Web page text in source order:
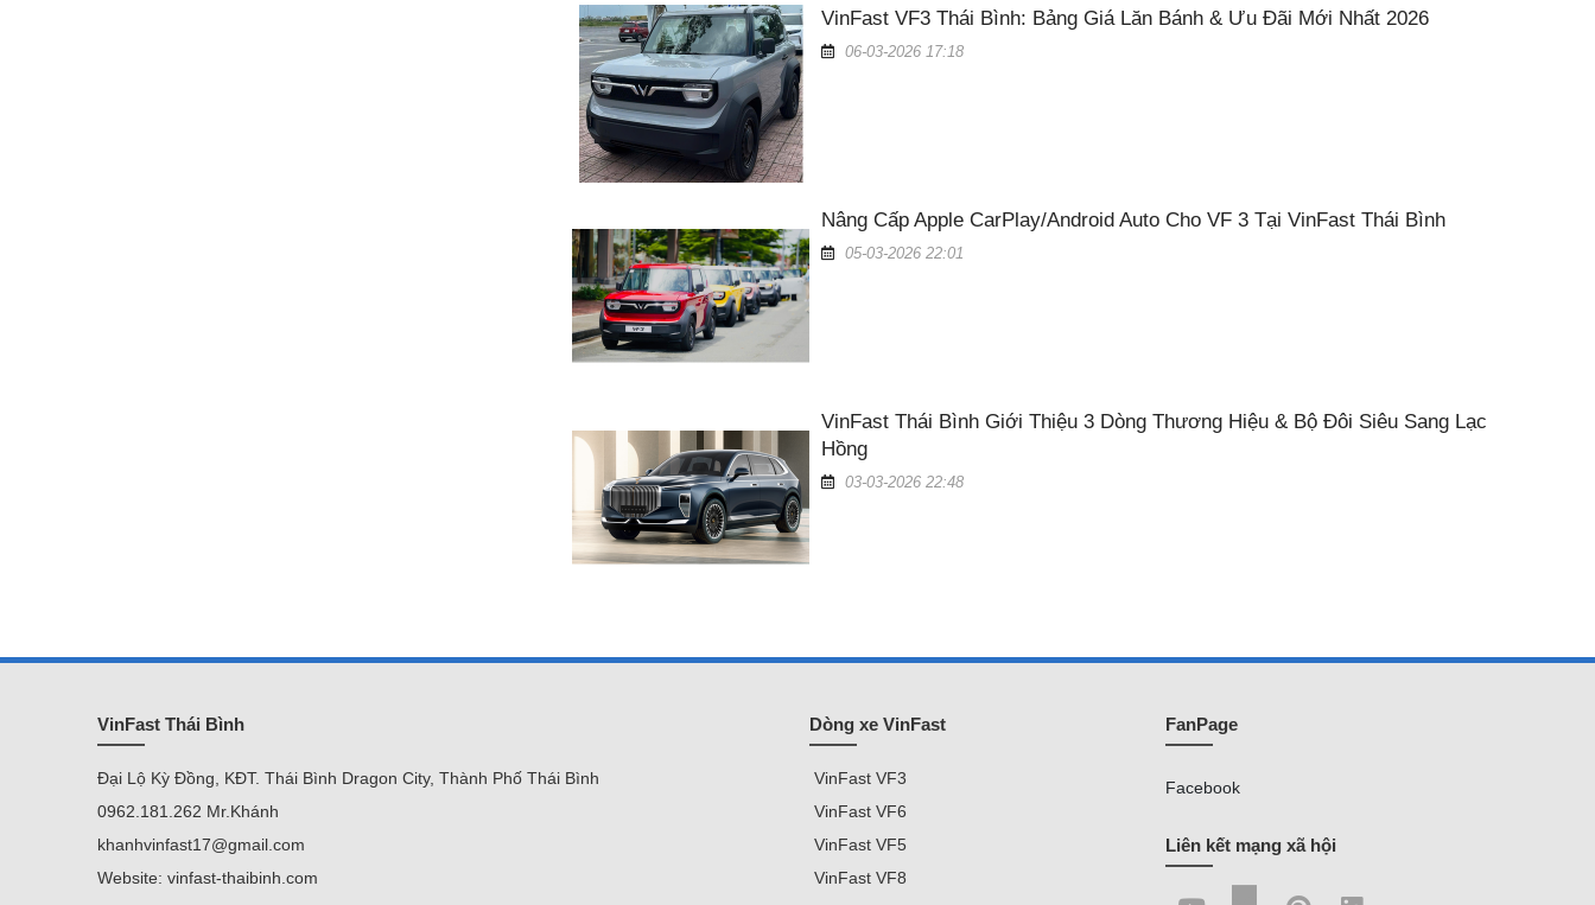
VinFast VF3 Thái Bình: Bảng Giá Lăn Bánh & Ưu Đãi Mới Nhất 2026
06-03-2026 17:18
Nâng Cấp Apple CarPlay/Android Auto Cho VF 3 Tại VinFast Thái Bình
05-03-2026 22:01
VinFast Thái Bình Giới Thiệu 3 Dòng Thương Hiệu & Bộ Đôi Siêu Sang Lạc
Hồng
03-03-2026 22:48
VinFast Thái Bình
Đại Lộ Kỳ Đồng, KĐT. Thái Bình Dragon City, Thành Phố Thái Bình
0962.181.262 Mr.Khánh
khanhvinfast17@gmail.com
Website: vinfast-thaibinh.com
Dòng xe VinFast
VinFast VF3
VinFast VF6
VinFast VF5
VinFast VF8
FanPage
Facebook
Liên kết mạng xã hội